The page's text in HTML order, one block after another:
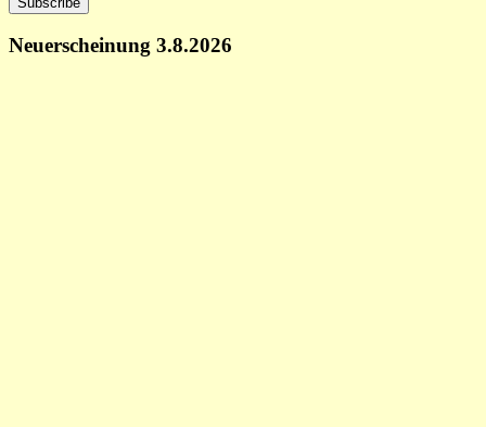
Neuerscheinung 3.8.2026